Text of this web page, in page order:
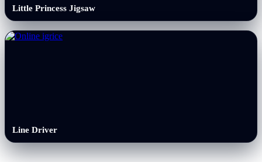
Little Princess Jigsaw
Line Driver